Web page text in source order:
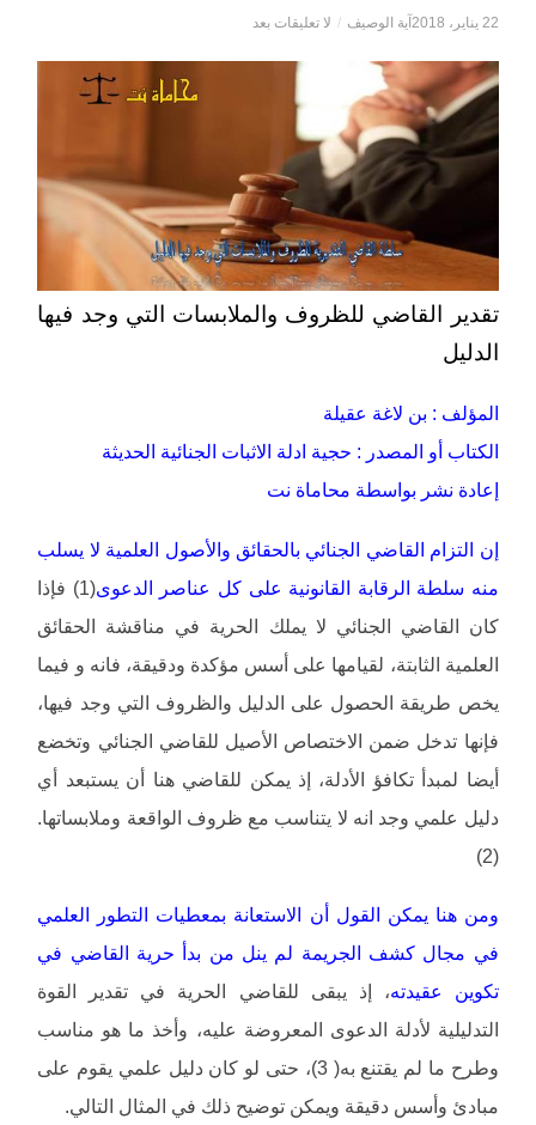
22 يناير، 2018 آية الوصيف / لا تعليقات بعد
تقدير القاضي للظروف والملابسات التي وجد فيها
الدليل
المؤلف : بن لاغة عقيلة
الكتاب أو المصدر : حجية ادلة الاثبات الجنائية الحديثة
إعادة نشر بواسطة محاماة نت
إن التزام القاضي الجنائي بالحقائق والأصول العلمية لا يسلب
منه سلطة الرقابة القانونية على كل عناصر الدعوى
(1) فإذا
كان القاضي الجنائي لا يملك الحرية في مناقشة الحقائق
العلمية الثابتة، لقيامها على أسس مؤكدة ودقيقة، فانه و فيما
يخص طريقة الحصول على الدليل والظروف التي وجد فيها،
فإنها تدخل ضمن الاختصاص الأصيل للقاضي الجنائي وتخضع
أيضا لمبدأ تكافؤ الأدلة، إذ يمكن للقاضي هنا أن يستبعد أي
دليل علمي وجد انه لا يتناسب مع ظروف الواقعة وملابساتها.
(2)
ومن هنا يمكن القول أن الاستعانة بمعطيات التطور العلمي
في مجال كشف الجريمة لم ينل من بدأ حرية القاضي في
تكوين عقيدته، إذ يبقى للقاضي الحرية في تقدير القوة
التدليلية لأدلة الدعوى المعروضة عليه، وأخذ ما هو مناسب
وطرح ما لم يقتنع به( 3)، حتى لو كان دليل علمي يقوم على
مبادئ وأسس دقيقة ويمكن توضيح ذلك في المثال التالي.